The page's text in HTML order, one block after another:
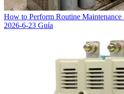
How to Perform Routine
2026-6-23 Guía